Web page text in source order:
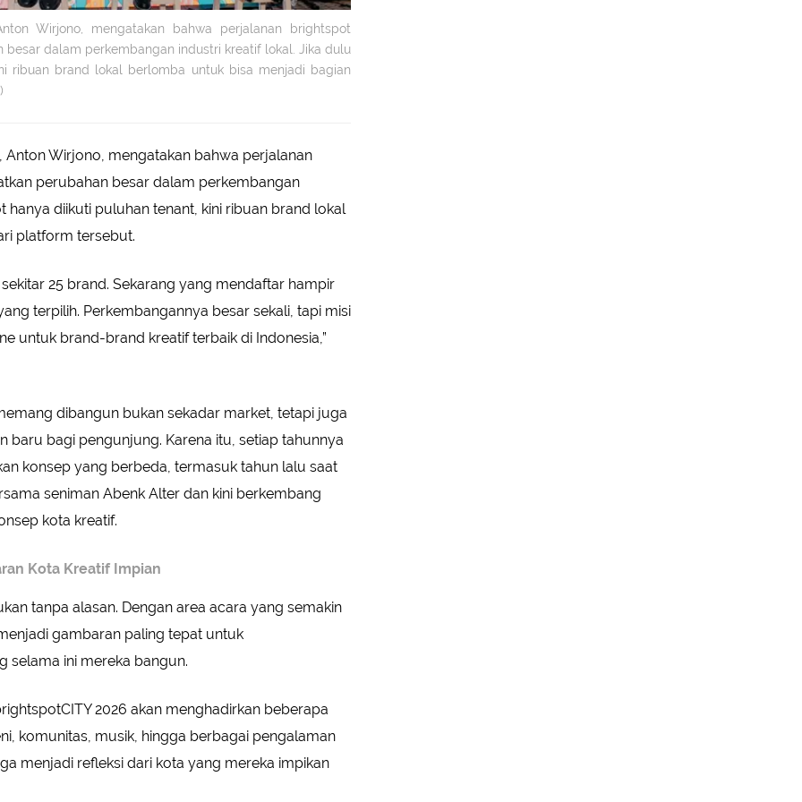
Wirjono, mengatakan bahwa perjalanan brightspot
dalam perkembangan industri kreatif lokal. Jika dulu
ribuan brand lokal berlomba untuk bisa menjadi bagian
Wirjono, mengatakan bahwa perjalanan
perubahan besar dalam perkembangan
diikuti puluhan tenant, kini ribuan brand lokal
platform tersebut.
25 brand. Sekarang yang mendaftar hampir
terpilih. Perkembangannya besar sekali, tapi misi
untuk brand-brand kreatif terbaik di Indonesia,”
dibangun bukan sekadar market, tetapi juga
baru bagi pengunjung. Karena itu, setiap tahunnya
konsep yang berbeda, termasuk tahun lalu saat
seniman Abenk Alter dan kini berkembang
kota kreatif.
Kota Kreatif Impian
tanpa alasan. Dengan area acara yang semakin
gambaran paling tepat untuk
selama ini mereka bangun.
2026 akan menghadirkan beberapa
komunitas, musik, hingga berbagai pengalaman
menjadi refleksi dari kota yang mereka impikan